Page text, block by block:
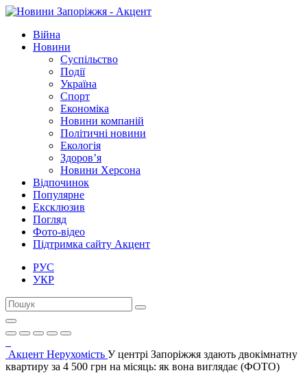
Війна
Новини
Суспільство
Події
Україна
Спорт
Економіка
Новини компаній
Політичні новини
Екологія
Здоров’я
Новини Херсона
Відпочинок
Популярне
Ексклюзив
Погляд
Фото-відео
Підтримка сайту Акцент
РУС
УКР
Акцент Нерухомість У центрі Запоріжжя здають двокімнатну
квартиру за 4 500 грн на місяць: як вона виглядає (ФОТО)